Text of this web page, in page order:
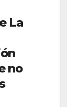
La
no